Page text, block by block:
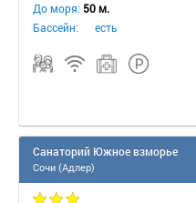
До моря: 50 м.
Бассейн:
есть
Санаторий Южное взморье
Сочи (Адлер)